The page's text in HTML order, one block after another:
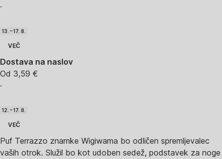
·
13. – 17. 8.
VEČ
Dostava na naslov
Od 3,59 €
·
12. – 17. 8.
VEČ
Puf Terrazzo znamke Wigiwama bo odličen spremljevalec
vaših otrok. Služil bo kot udoben sedež, podstavek za noge